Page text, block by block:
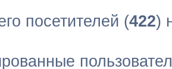
посетителей (422)